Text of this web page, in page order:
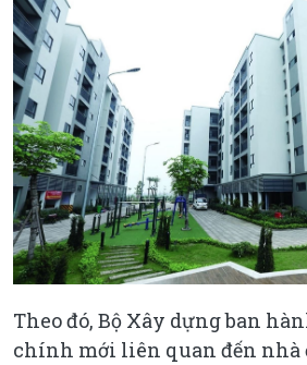
Theo đó, Bộ Xây dựng ban
chính mới liên quan đến nhà